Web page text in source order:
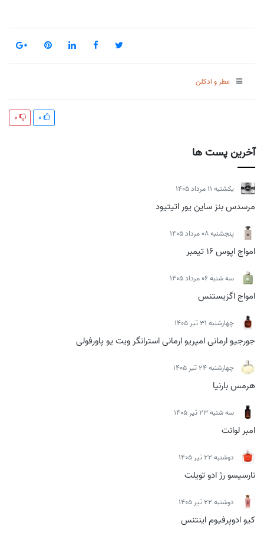
آخرین پست ها
يكشنبه 11 مرداد 1405
مرسدس بنز ساین یور اتیتیود
پنجشنبه 08 مرداد 1405
امواج اپوس 16 تیمبر
سه شنبه 06 مرداد 1405
امواج اگزیستنس
چهارشنبه 31 تیر 1405
جورجیو ارمانی امپریو ارمانی استرانگر ویت یو پاورفولی
چهارشنبه 24 تیر 1405
هرمس بارنیا
سه شنبه 23 تیر 1405
امبر لوانت
دوشنبه 22 تیر 1405
نارسیسو رژ ادو تویلت
دوشنبه 22 تیر 1405
کیو ادوپرفیوم اینتنس
عطر و ادکلن